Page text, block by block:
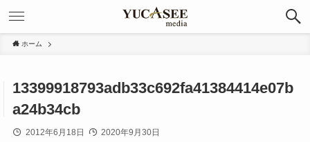
ホーム
13399918793adb33c692fa41384414e07b
a24b34cb
2012年6月18日 2020年9月30日